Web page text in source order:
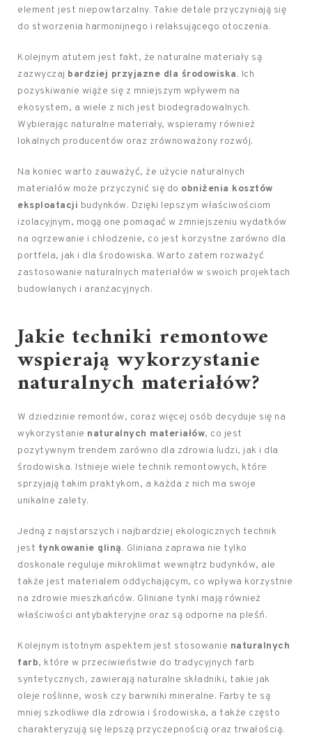
element jest niepowtarzalny. Takie detale przyczyniają się
do stworzenia harmonijnego i relaksującego otoczenia.
Kolejnym atutem jest fakt, że naturalne materiały są
zazwyczaj bardziej przyjazne dla środowiska. Ich
pozyskiwanie wiąże się z mniejszym wpływem na
ekosystem, a wiele z nich jest biodegradowalnych.
Wybierając naturalne materiały, wspieramy również
lokalnych producentów oraz zrównoważony rozwój.
Na koniec warto zauważyć, że użycie naturalnych
materiałów może przyczynić się do obniżenia kosztów
eksploatacji budynków. Dzięki lepszym właściwościom
izolacyjnym, mogą one pomagać w zmniejszeniu wydatków
na ogrzewanie i chłodzenie, co jest korzystne zarówno dla
portfela, jak i dla środowiska. Warto zatem rozważyć
zastosowanie naturalnych materiałów w swoich projektach
budowlanych i aranżacyjnych.
Jakie techniki remontowe
wspierają wykorzystanie
naturalnych materiałów?
W dziedzinie remontów, coraz więcej osób decyduje się na
wykorzystanie naturalnych materiałów, co jest
pozytywnym trendem zarówno dla zdrowia ludzi, jak i dla
środowiska. Istnieje wiele technik remontowych, które
sprzyjają takim praktykom, a każda z nich ma swoje
unikalne zalety.
Jedną z najstarszych i najbardziej ekologicznych technik
jest tynkowanie gliną. Gliniana zaprawa nie tylko
doskonale reguluje mikroklimat wewnątrz budynków, ale
także jest materialem oddychającym, co wpływa korzystnie
na zdrowie mieszkańców. Gliniane tynki mają również
właściwości antybakteryjne oraz są odporne na pleśń.
Kolejnym istotnym aspektem jest stosowanie naturalnych
farb, które w przeciwieństwie do tradycyjnych farb
syntetycznych, zawierają naturalne składniki, takie jak
oleje roślinne, wosk czy barwniki mineralne. Farby te są
mniej szkodliwe dla zdrowia i środowiska, a także często
charakteryzują się lepszą przyczepnością oraz trwałością.